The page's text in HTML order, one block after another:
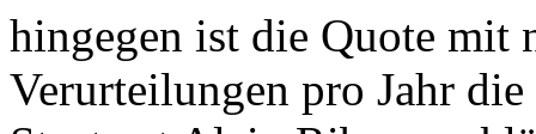
hingegen ist die Quote mit
Verurteilungen pro Jahr